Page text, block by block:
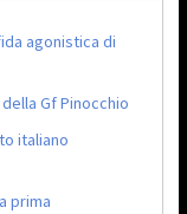
agonistica di
Gf Pinocchio
italiano
prima